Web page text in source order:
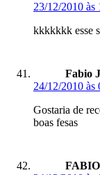
23/12/2010 às
kkkkkkk esse
Fabio
24/12/2010 às
Gostaria de
boas fesas